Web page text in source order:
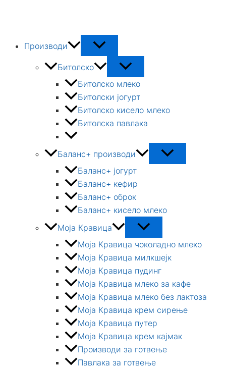
Производи
Битолско
Битолско млеко
Битолски јогурт
Битолско кисело млеко
Битолска павлака
Баланс+ производи
Баланс+ јогурт
Баланс+ кефир
Баланс+ оброк
Баланс+ кисело млеко
Моја Кравица
Моја Кравица чоколадно млеко
Моја Кравица милкшејк
Моја Кравица пудинг
Моја Кравица млеко за кафе
Моја Кравица млеко без лактоза
Моја Кравица крем сирење
Моја Кравица путер
Моја Кравица крем кајмак
Производи за готвење
Павлака за готвење